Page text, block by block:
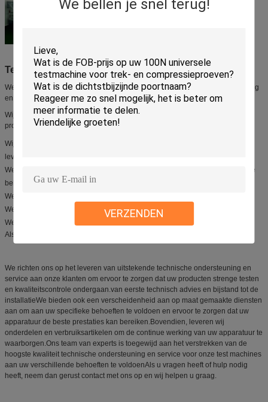
We bellen je snel terug!
VERZENDEN
Technische ondersteuning en diensten:
We zijn vastbesloten om onze klanten uitzonderlijke technische ondersteuning
en diensten te bieden.
Wij bieden een uitgebreid aanbod van diensten om ervoor te zorgen dat uw
product onderworpen wordt aan strenge tests en kwaliteitscontrole.
Wij bieden technisch advies en bijstand, van het eerste onderzoek tot de
levering van het product.
We bieden een verscheidenheid aan diensten op maat om aan uw specifieke
behoeften te voldoen.
We bieden installatie- en installatiediensten.
We bieden trainings- en onderhoudsdiensten.
We bieden onderdelen en verbruiksartikelen aan.
Als u vragen heeft of hulp nodig heeft, neem dan gerust contact met ons op.
We richten ons op het leveren van uitstekende technische ondersteuning en
service aan onze klanten om ervoor te zorgen dat uw producten strenge testen
en kwaliteitscontrole ondergaan.van eerste technisch advies en bijstand tot de
installatieWe bieden ook een verscheidenheid aan op maat gemaakte diensten
aan om aan uw specifieke behoeften te voldoen en ervoor te zorgen dat uw
apparatuur de beste prestaties kan bereiken.Bovendien, leveren wij
onderdelen en verbruiksartikelen om de continue werking van uw apparatuur te
waarborgen.Ons team van experts is toegewijd aan het verstrekken van de
hoogste kwaliteit technische ondersteuning en service voor onze test machines
aan uw verschillende behoeften te voldoenAls u vragen heeft of hulp nodig
heeft, neem dan gerust contact met ons op en wij helpen u graag.